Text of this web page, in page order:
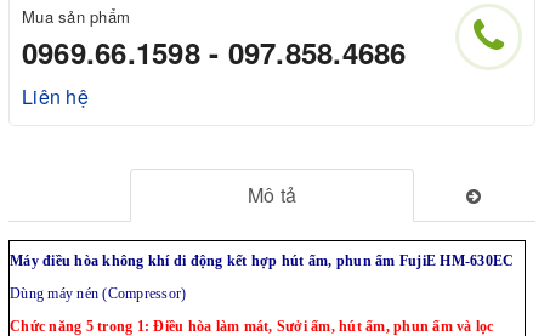
Mua sản phẩm
0969.66.1598 - 097.858.4686
Liên hệ
Mô tả
Máy điều hòa không khí di động kết hợp hút ẩm, phun ẩm FujiE HM-630EC
Dùng máy nén (Compressor)
Chức năng 5 trong 1: Điều hòa làm mát, Sưởi ấm, hút ẩm, phun ẩm và lọc